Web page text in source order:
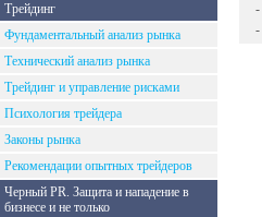
Трейдинг
Фундаментальный анализ рынка
Технический анализ рынка
Трейдинг и управление рисками
Психология трейдера
Законы рынка
Рекомендации опытных трейдеров
Черный PR. Защита и нападение в
бизнесе и не только
-
-